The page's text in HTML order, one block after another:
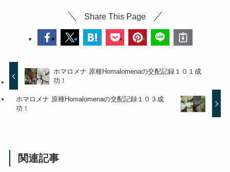
Share This Page
ホマロメナ 原種Homalomenaの交配記録１０１成
功！
ホマロメナ 原種Homalomenaの交配記録１０３成
功！
関連記事